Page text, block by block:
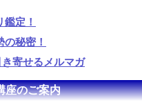
定！
秘密！
寄せるメルマガ
座のご案内